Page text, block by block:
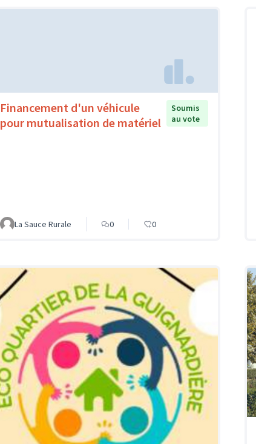
Financement d'un véhicule
pour mutualisation de matériel
Soumis
au vote
La Sauce Rurale 0 0